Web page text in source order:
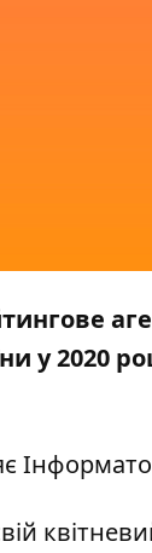
у 2020